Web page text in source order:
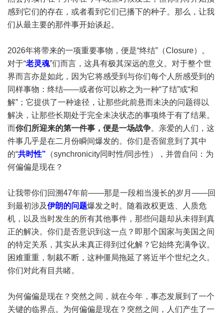
感到它们的存在，或者看到它们已播下的种子。那么，让我
们从最主要的那件事开始谈起。
2026年将带来的一项重要事物，便是“终结”（Closure）。
对于“老灵魂”们而言，这具有极其深远的意义。对于整个世
界而言亦是如此，因为它将感受到与你们每个人所感受到的
同样事物：终结——或者你可以称之为一种“了结”或“和
解”；它提供了一种途径，让那些此前悬而未决的问题得以
解决，让那些长期处于完全未决状态的事项终于有了结果。
而你们所迎来的第一件事，便是一场战争。亲爱的人们，这
件事几乎是在二月份瞬间爆发的。你们是否留意到了其中
的“共时性” （synchronicity同时性/同步性），并曾自问：为
何偏偏是现在？
让我带你们回溯47年前——那是一段相当漫长的岁月——回
到最初涉及伊朗的问题爆发之时。随着政权更迭、人质危
机，以及当时发生的所有其他事件，那些问题却从未得到真
正的解决。你们是否意识到这一点？即那个国家与美国之间
的特定关系，其实从未真正得到过化解？它始终充满争议。
困难重重，制裁不断，这种僵局拖延了将近半个世纪之久。
你们对此有目共睹。
为何偏偏是现在？突然之间，就在今年，事态发展到了一个
关键的临界点。为何偏偏是现在？突然之间，人们产生了一